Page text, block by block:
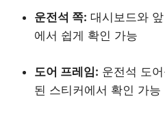
운전석 쪽: 대시보드와
에서 쉽게 확인 가능
도어 프레임: 운전석 도
된 스티커에서 확인 가능